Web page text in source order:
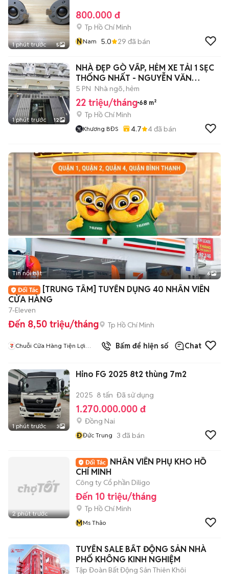
1 phút trước 5
800.000 đ
Tp Hồ Chí Minh
NNam 5.0 29 đã bán
1 phút trước 12
NHÀ ĐẸP GÒ VẤP, HẺM XE TẢI 1 SẸC
THỐNG NHẤT - NGUYỄN VĂN
LƯỢNG- P11-
5 PN Nhà ngõ, hẻm
22 triệu/tháng 68 m²
Tp Hồ Chí Minh
Khương BĐS 4.7 4đã bán
+2
Tin nổi bật 6
[TRUNG TÂM] TUYỂN DỤNG 40 NHÂN VIÊN
CỬA HÀNG
7-Eleven
Đến 8,50 triệu/tháng Tp Hồ Chí Minh
Chuỗi Cửa Hàng Tiện Lợi
2đã bán
Bấm để hiện số Chat
1 phút trước 3
Hino FG 2025 8t2 thùng 7m2
2025 8 tấn Đã sử dụng
1.270.000.000 đ
Đồng Nai
ĐĐức Trung 3 đã bán
2 phút trước
NHÂN VIÊN PHỤ KHO HỒ
CHÍ MINH
Công ty Cổ phần Diligo
Đến 10 triệu/tháng
Tp Hồ Chí Minh
MMs Thảo
TUYỂN SALE BẤT ĐỘNG SẢN NHÀ
PHỐ KHÔNG KINH NGHIỆM
Tập Đoàn Bất Động Sản Thiên Khôi